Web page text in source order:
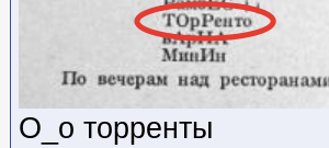
О_о торренты